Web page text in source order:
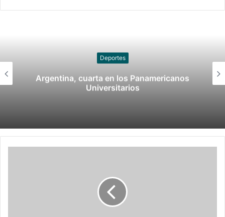
Atletismo
Más detalles de la Ceremonia de
Inauguración de Buenos Aires 2018